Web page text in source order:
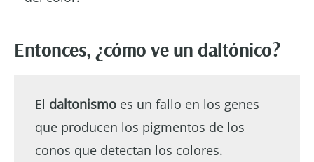
Entonces, ¿cómo ve un daltónico?
El daltonismo es un fallo en los genes
que producen los pigmentos de los
conos que detectan los colores.